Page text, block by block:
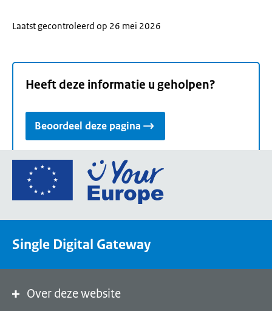
Laatst gecontroleerd op 26 mei 2026
Heeft deze informatie u geholpen?
Beoordeel deze pagina
Ga
de
een
Single Digital Gateway
Over deze website